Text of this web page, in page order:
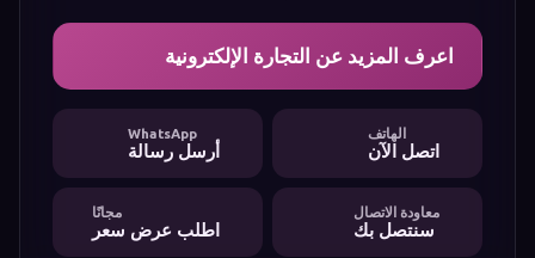
اعرف المزيد عن التجارة الإلكترونية
الهاتف
اتصل الآن
WhatsApp
أرسل رسالة
معاودة الاتصال
سنتصل بك
مجانًا
اطلب عرض سعر